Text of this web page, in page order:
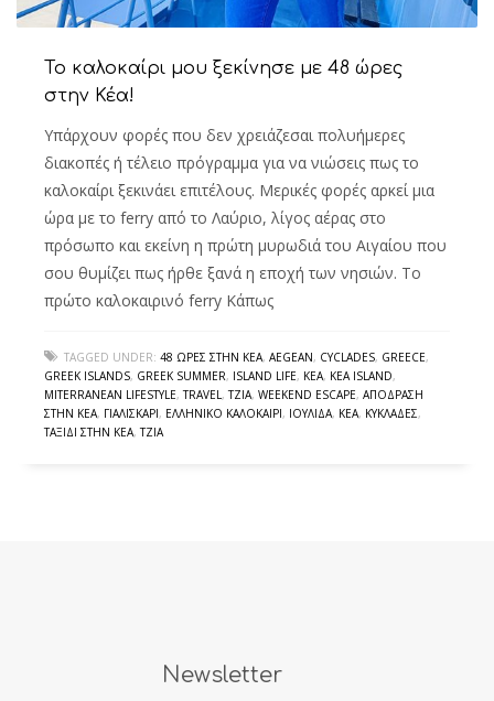
Το καλοκαίρι μου ξεκίνησε με 48 ώρες
στην Κέα!
Υπάρχουν φορές που δεν χρειάζεσαι πολυήμερες
διακοπές ή τέλειο πρόγραμμα για να νιώσεις πως το
καλοκαίρι ξεκινάει επιτέλους. Μερικές φορές αρκεί μια
ώρα με το ferry από το Λαύριο, λίγος αέρας στο
πρόσωπο και εκείνη η πρώτη μυρωδιά του Αιγαίου που
σου θυμίζει πως ήρθε ξανά η εποχή των νησιών. Το
πρώτο καλοκαιρινό ferry Κάπως
TAGGED UNDER: 48 ΏΡΕΣ ΣΤΗΝ ΚΈΑ, AEGEAN, CYCLADES, GREECE,
GREEK ISLANDS, GREEK SUMMER, ISLAND LIFE, KEA, KEA ISLAND,
MITERRANEAN LIFESTYLE,TRAVEL,TZIA, WEEKEND ESCAPE, ΑΠΌΔΡΑΣΗ
ΣΤΗΝ ΚΈΑ, ΓΙΑΛΙΣΚΆΡΙ, ΕΛΛΗΝΙΚΌ ΚΑΛΟΚΑΊΡΙ, ΙΟΥΛΊΔΑ, ΚΈΑ, ΚΥΚΛΆΔΕΣ,
ΤΑΞΊΔΙ ΣΤΗΝ ΚΈΑ,ΤΖΙΆ
Newsletter